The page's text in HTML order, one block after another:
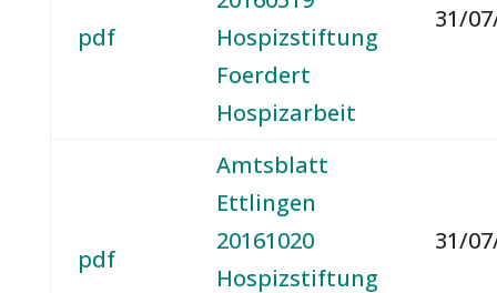
pdf
Hospizstiftung
Foerdert
Hospizarbeit
31/
pdf
Amtsblatt
Ettlingen
20161020
Hospizstiftung
31/